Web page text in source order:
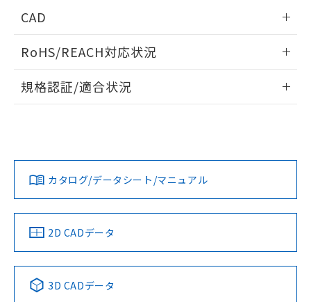
CAD
ドすることができます。
ログイン/会員登録
ダウンロードデータをご利用いただく前に、以下を必ずお読
みください。
ソフトウェアの使用条件
RoHS/REACH対応状況
EU RoHS 注意事項・凡例
対応済み
中国 RoHS 注意事項・凡例
規格認証/適合状況
カタログ/データシート/マニュアル
2D CADデータ
3D CADデータ